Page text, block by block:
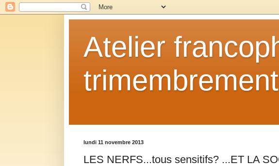
Atelier
lundi 11 novembre 2013
LES NERFS...tous sensitifs? ...ET LA